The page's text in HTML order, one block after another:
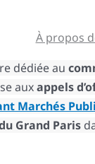
À propos
dédiée au
auxappels
Marchés
Grand Paris